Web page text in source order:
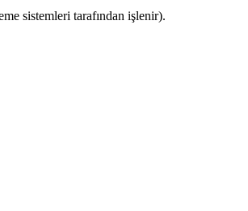
sistemleri tarafından işlenir).